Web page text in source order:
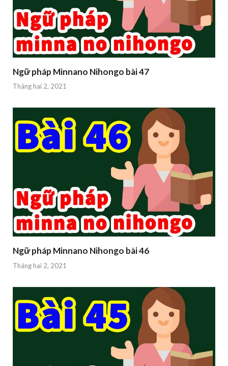
Ngữ pháp Minnano Nihongo bài 47
Tháng hai 2, 2021
Ngữ pháp Minnano Nihongo bài 46
Tháng hai 2, 2021